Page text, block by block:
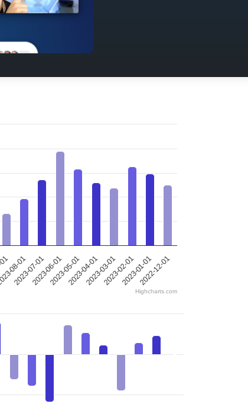
08-01
2023-07-012023-06-012023-05-012023-04-012023-03-012023-02-012023-01-012022-12-01
Highcharts.com